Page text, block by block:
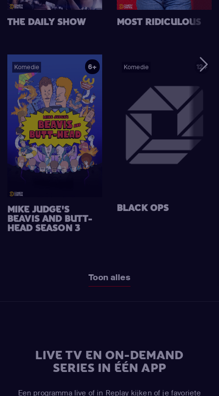
THE DAILY SHOW MOST RIDICULOUS
Komedie 6+
MIKE JUDGE'S
BEAVIS AND BUTT-
HEAD SEASON 3
Komedie 12+
BLACK OPS
Toon alles
LIVE TV EN ON-DEMAND
SERIES IN ÉÉN APP
Een programma live of in Replay kijken of je favoriete